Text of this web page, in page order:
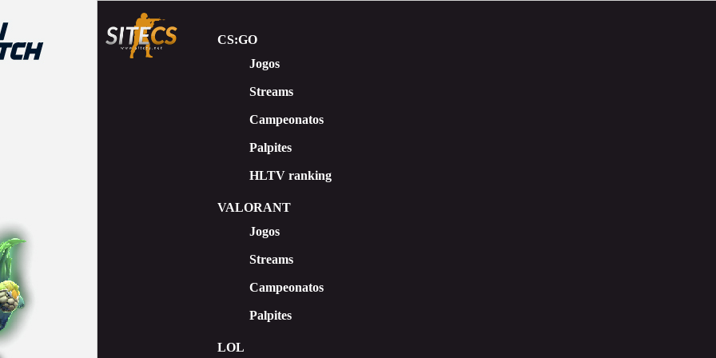
CS:GO
Jogos
Streams
Сampeonatos
Palpites
HLTV ranking
VALORANT
Jogos
Streams
Campeonatos
Palpites
LOL